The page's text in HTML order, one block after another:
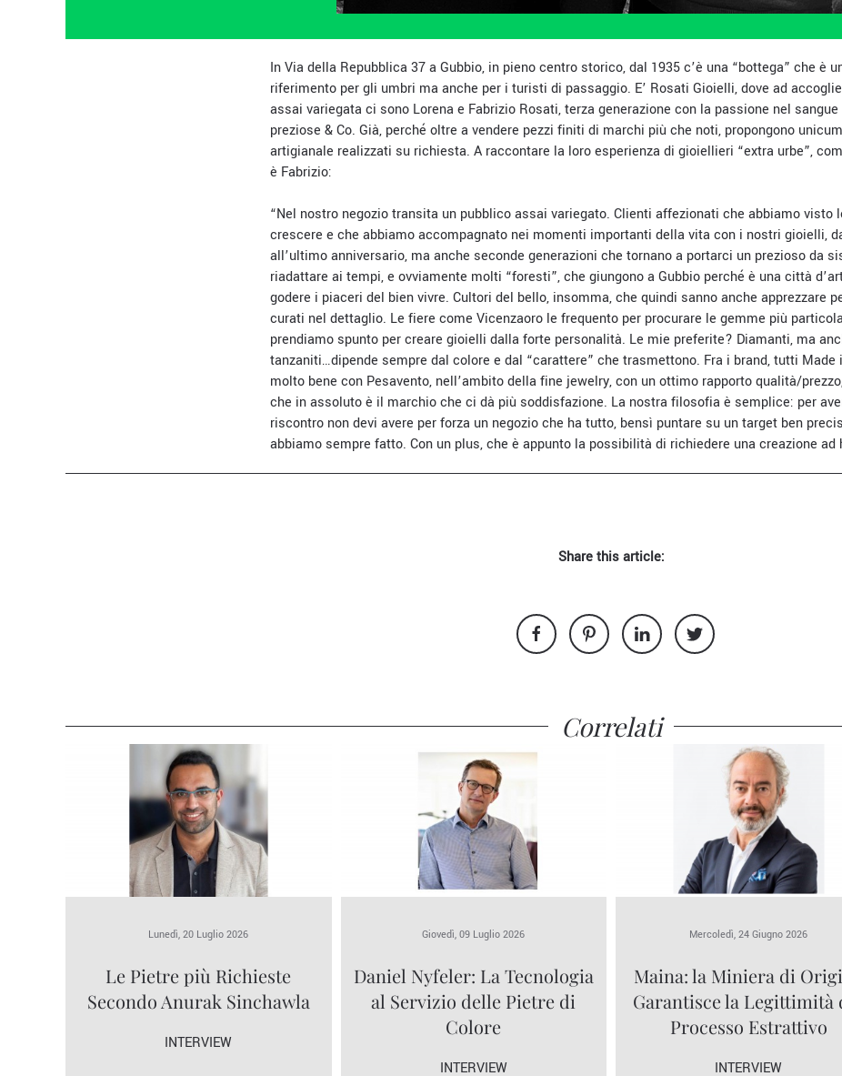
In Via della Repubblica 37 a Gubbio, in pieno centro storico, dal 1935 c’è una “bottega” che è
riferimento per gli umbri ma anche per i turisti di passaggio. E’ Rosati Gioielli, dove ad
assai variegata ci sono Lorena e Fabrizio Rosati, terza generazione con la passione nel
preziose & Co. Già, perché oltre a vendere pezzi finiti di marchi più che noti, propongono
artigianale realizzati su richiesta. A raccontare la loro esperienza di gioiellieri “extra urbe”,
è Fabrizio:
“Nel nostro negozio transita un pubblico assai variegato. Clienti affezionati che abbiamo visto
crescere e che abbiamo accompagnato nei momenti importanti della vita con i nostri gioielli,
all’ultimo anniversario, ma anche seconde generazioni che tornano a portarci un prezioso da
riadattare ai tempi, e ovviamente molti “foresti”, che giungono a Gubbio perché è una città
godere i piaceri del bien vivre. Cultori del bello, insomma, che quindi sanno anche apprezzare
curati nel dettaglio. Le fiere come Vicenzaoro le frequento per procurare le gemme più
prendiamo spunto per creare gioielli dalla forte personalità. Le mie preferite? Diamanti, ma
tanzaniti…dipende sempre dal colore e dal “carattere” che trasmettono. Fra i brand, tutti Made
molto bene con Pesavento, nell’ambito della fine jewelry, con un ottimo rapporto qualità/
che in assoluto è il marchio che ci dà più soddisfazione. La nostra filosofia è semplice: per
riscontro non devi avere per forza un negozio che ha tutto, bensì puntare su un target ben
abbiamo sempre fatto. Con un plus, che è appunto la possibilità di richiedere una creazione ad
Share this article:
Correlati
Lunedì, 20 Luglio 2026
Le Pietre più Richieste
Secondo Anurak Sinchawla
INTERVIEW
Giovedì, 09 Luglio 2026
Daniel Nyfeler: La Tecnologia
al Servizio delle Pietre di
Colore
INTERVIEW
Mercoledì, 24 Giugno 2026
Maina: la Miniera di
Garantisce la Legittimità
Processo Estrattivo
INTERVIEW